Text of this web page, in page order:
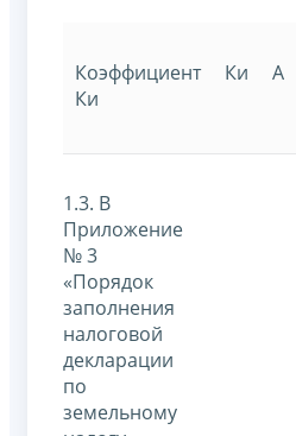
Коэффициент
Ки
Ки A
1.3. В
Приложение
№ 3
«Порядок
заполнения
налоговой
декларации
по
земельному